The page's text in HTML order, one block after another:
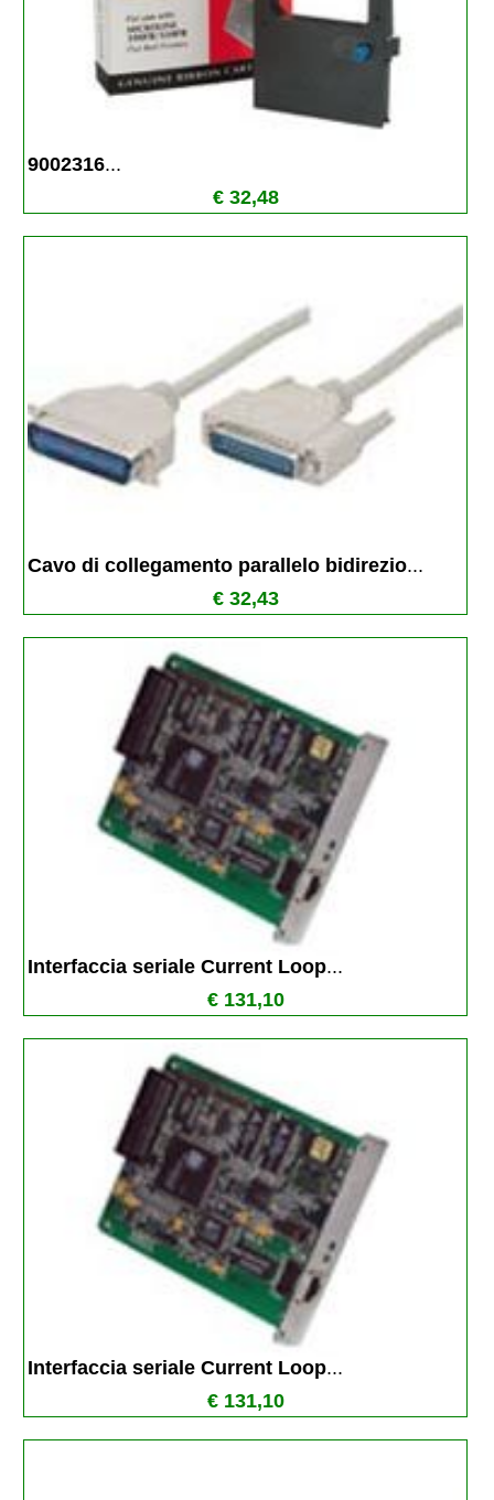
9002316...
€ 32,48
Cavo di collegamento parallelo bidirezio...
€ 32,43
Interfaccia seriale Current Loop...
€ 131,10
Interfaccia seriale Current Loop...
€ 131,10